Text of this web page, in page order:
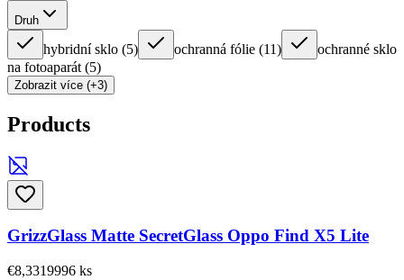
Druh
hybridní sklo (5) ochranná fólie (11)
ochranné sklo
na fotoaparát (5)
Zobrazit více (+3)
Products
GrizzGlass Matte SecretGlass Oppo Find X5 Lite
€8,3319996 ks